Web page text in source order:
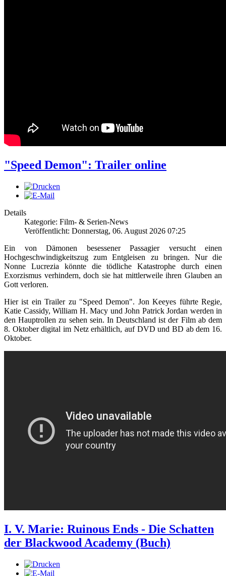
"Speed Demon": Trailer online
Details
Kategorie: Film- & Serien-News
Veröffentlicht: Donnerstag, 06. August 2026 07:25
Ein von Dämonen besessener Passagier versucht einen
Hochgeschwindigkeitszug zum Entgleisen zu bringen. Nur die
Nonne Lucrezia könnte die tödliche Katastrophe durch einen
Exorzismus verhindern, doch sie hat mittlerweile ihren Glauben an
Gott verloren.
Hier ist ein Trailer zu "Speed Demon". Jon Keeyes führte Regie,
Katie Cassidy, William H. Macy und John Patrick Jordan werden in
den Hauptrollen zu sehen sein. In Deutschland ist der Film ab dem
8. Oktober digital im Netz erhältlich, auf DVD und BD ab dem 16.
Oktober.
I. V. Marie: Ruinous Ends - Die Schatten
der Blackwood Academy (Buch)